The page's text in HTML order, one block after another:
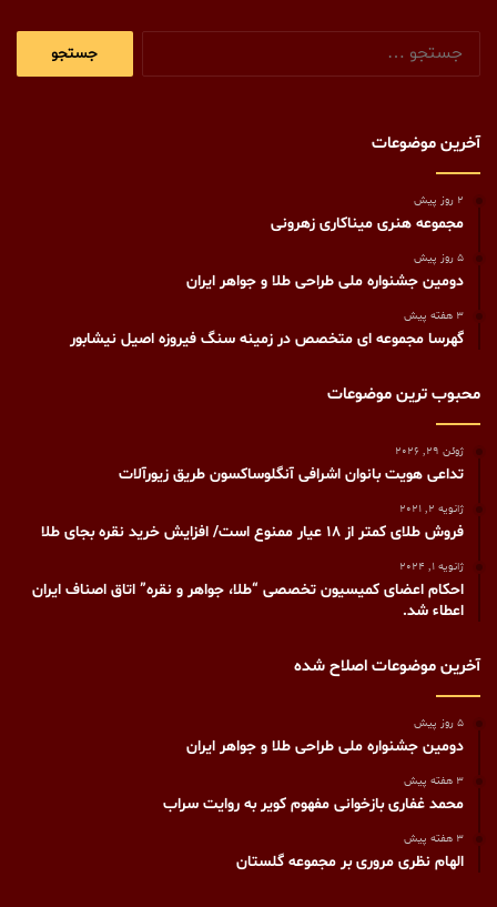
آخرین موضوعات
2 روز پیش
مجموعه هنری میناکاری زهرونی
5 روز پیش
دومین جشنواره ملی طراحی طلا و جواهر ایران
3 هفته پیش
گهرسا مجموعه ای متخصص در زمینه سنگ فیروزه اصیل نیشابور
محبوب ترین موضوعات
ژوئن 29, 2026
تداعی هویت بانوان اشرافی آنگلوساکسون طریق زیورآلات
ژانویه 2, 2021
فروش طلای کمتر از ۱۸ عیار ممنوع است/ افزایش خرید نقره بجای طلا
ژانویه 1, 2024
احکام اعضای کمیسیون تخصصی “طلا، جواهر و نقره” اتاق اصناف ایران
اعطاء شد.
آخرین موضوعات اصلاح شده
5 روز پیش
دومین جشنواره ملی طراحی طلا و جواهر ایران
3 هفته پیش
محمد غفاری بازخوانی مفهوم کویر به روایت سراب
3 هفته پیش
الهام نظری مروری بر مجموعه گلستان